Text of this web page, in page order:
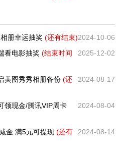
2024-10-06
册幸运抽奖 (还有结束)
2025-12-02
看电影抽奖 (结束时间
2024-08-17
美图秀秀相册备份 (还
2024-08-04
领现金/腾讯VIP周卡
2024-08-14
金 满5元可提现 (还有